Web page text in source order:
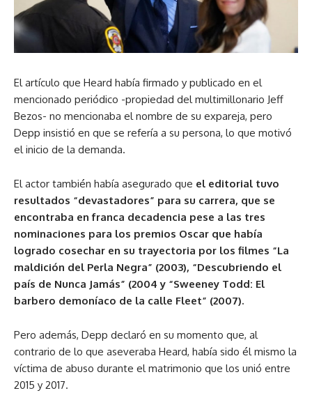
El artículo que Heard había firmado y publicado en el
mencionado periódico -propiedad del multimillonario Jeff
Bezos- no mencionaba el nombre de su expareja, pero
Depp insistió en que se refería a su persona, lo que motivó
el inicio de la demanda.
El actor también había asegurado que el editorial tuvo
resultados “devastadores” para su carrera, que se
encontraba en franca decadencia pese a las tres
nominaciones para los premios Oscar que había
logrado cosechar en su trayectoria por los filmes “La
maldición del Perla Negra” (2003), “Descubriendo el
país de Nunca Jamás” (2004 y “Sweeney Todd: El
barbero demoníaco de la calle Fleet” (2007).
Pero además, Depp declaró en su momento que, al
contrario de lo que aseveraba Heard, había sido él mismo la
víctima de abuso durante el matrimonio que los unió entre
2015 y 2017.